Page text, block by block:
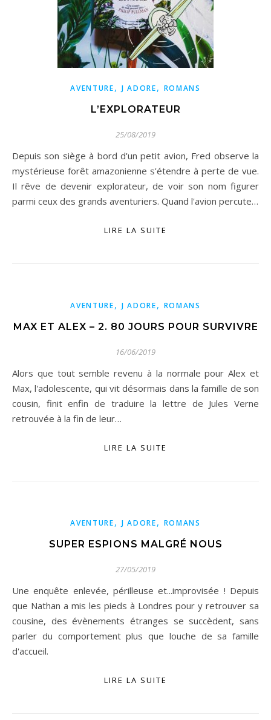
AVENTURE, J ADORE, ROMANS
L’EXPLORATEUR
25/08/2019
Depuis son siège à bord d'un petit avion, Fred observe la
mystérieuse forêt amazonienne s'étendre à perte de vue.
Il rêve de devenir explorateur, de voir son nom figurer
parmi ceux des grands aventuriers. Quand l'avion percute…
LIRE LA SUITE
AVENTURE, J ADORE, ROMANS
MAX ET ALEX – 2. 80 JOURS POUR SURVIVRE
16/06/2019
Alors que tout semble revenu à la normale pour Alex et
Max, l'adolescente, qui vit désormais dans la famille de son
cousin, finit enfin de traduire la lettre de Jules Verne
retrouvée à la fin de leur…
LIRE LA SUITE
AVENTURE, J ADORE, ROMANS
SUPER ESPIONS MALGRÉ NOUS
27/05/2019
Une enquête enlevée, périlleuse et...improvisée ! Depuis
que Nathan a mis les pieds à Londres pour y retrouver sa
cousine, des évènements étranges se succèdent, sans
parler du comportement plus que louche de sa famille
d'accueil.
LIRE LA SUITE